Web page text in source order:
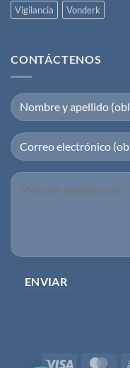
Vigilancia
Vonderk
CONTÁCTENOS
Visa